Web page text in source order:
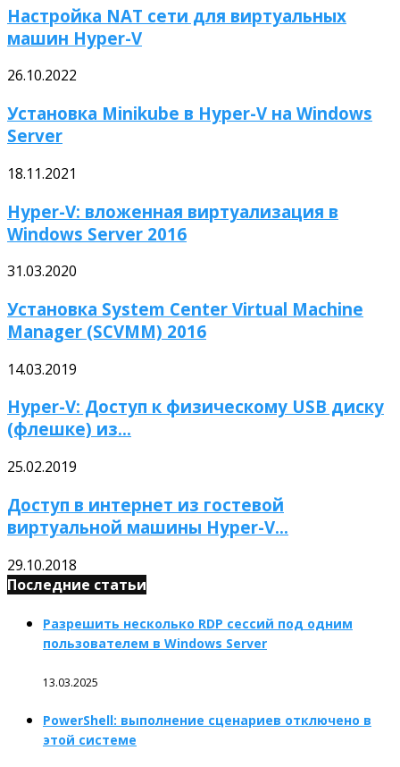
Настройка NAT сети для виртуальных
машин Hyper-V
26.10.2022
Установка Minikube в Hyper-V на Windows
Server
18.11.2021
Hyper-V: вложенная виртуализация в
Windows Server 2016
31.03.2020
Установка System Center Virtual Machine
Manager (SCVMM) 2016
14.03.2019
Hyper-V: Доступ к физическому USB диску
(флешке) из...
25.02.2019
Доступ в интернет из гостевой
виртуальной машины Hyper-V...
29.10.2018
Последние статьи
Разрешить несколько RDP сессий под одним
пользователем в Windows Server
13.03.2025
PowerShell: выполнение сценариев отключено в
этой системе